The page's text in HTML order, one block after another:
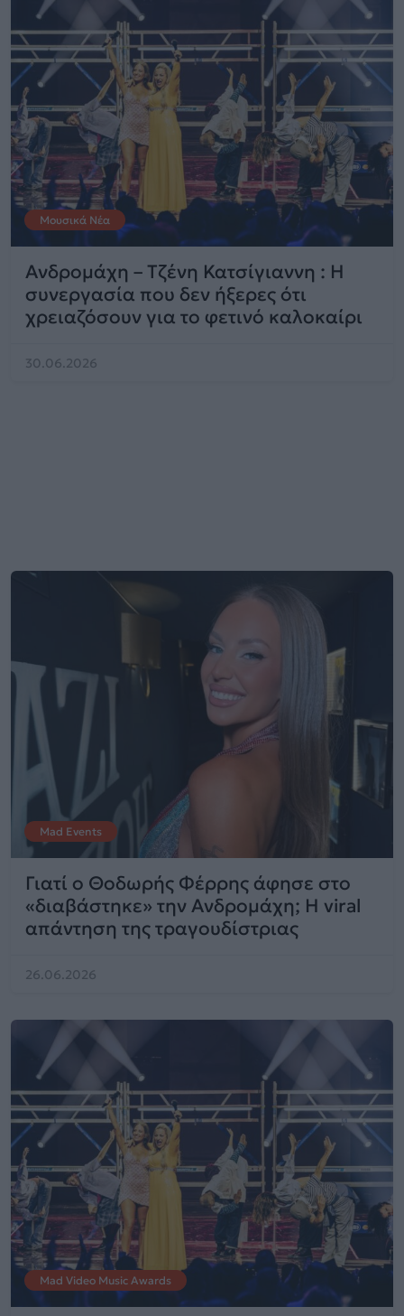
Μουσικά Νέα
Ανδρομάχη – Τζένη Κατσίγιαννη : Η
συνεργασία που δεν ήξερες ότι
χρειαζόσουν για το φετινό καλοκαίρι
30.06.2026
Mad Events
Γιατί ο Θοδωρής Φέρρης άφησε στο
«διαβάστηκε» την Ανδρομάχη; Η viral
απάντηση της τραγουδίστριας
26.06.2026
Mad Video Music Awards